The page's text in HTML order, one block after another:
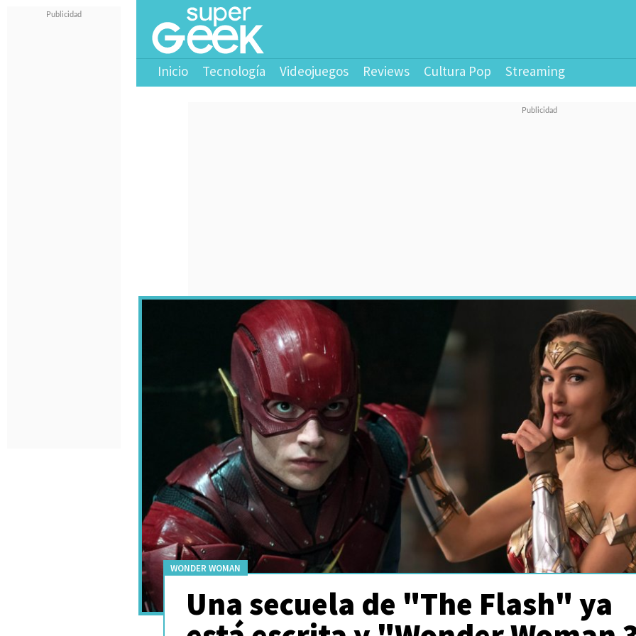
Inicio Tecnología Videojuegos Reviews Cultura Pop Streaming
WONDER WOMAN
Una secuela de "The Flash" ya